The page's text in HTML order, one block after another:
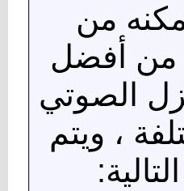
من
من أفضل
الصوتي
، ويتم